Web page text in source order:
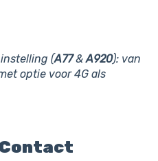
(A77&A920): van
optie voor 4G als
Contact